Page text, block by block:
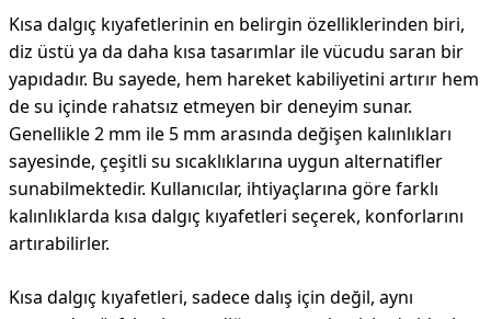
Kısa dalgıç kıyafetlerinin en belirgin özelliklerinden biri,
diz üstü ya da daha kısa tasarımlar ile vücudu saran bir
yapıdadır. Bu sayede, hem hareket kabiliyetini artırır hem
de su içinde rahatsız etmeyen bir deneyim sunar.
Genellikle 2 mm ile 5 mm arasında değişen kalınlıkları
sayesinde, çeşitli su sıcaklıklarına uygun alternatifler
sunabilmektedir. Kullanıcılar, ihtiyaçlarına göre farklı
kalınlıklarda kısa dalgıç kıyafetleri seçerek, konforlarını
artırabilirler.
Kısa dalgıç kıyafetleri, sadece dalış için değil, aynı